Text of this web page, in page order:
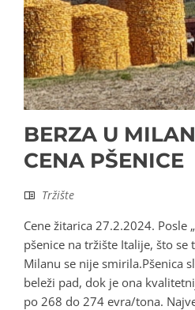
BERZA U
CENA PŠENICE
Tržište
Cene žitarica 27.2.2024. Posle
pšenice na tržište Italije, što se
Milanu se nije smirila.Pšenica
beleži pad, dok je ona
po 268 do 274 evra/tona.